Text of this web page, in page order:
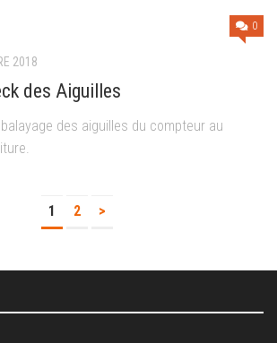
0
2018
des Aiguilles
des aiguilles du compteur au
1 2 >